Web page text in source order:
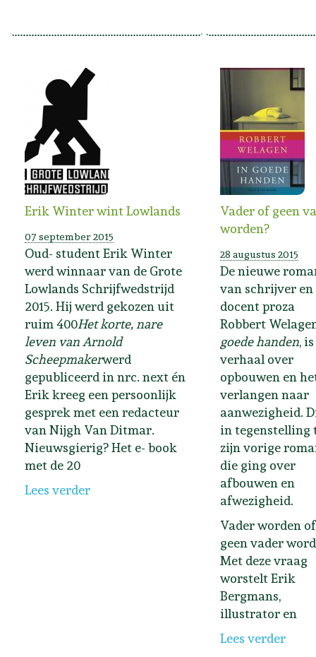
Erik Winter wint Lowlands
07 september 2015
Oud- student Erik Winter
werd winnaar van de Grote
Lowlands Schrijfwedstrijd
2015. Hij werd gekozen uit
ruim 400Het korte, nare
leven van Arnold
Scheepmakerwerd
gepubliceerd in nrc. next én
Erik kreeg een persoonlijk
gesprek met een redacteur
van Nijgh Van Ditmar.
Nieuwsgierig? Het e- book
met de 20
Lees verder
Vader of geen
worden?
28 augustus 2015
De nieuwe
van schrijver en
docent proza
Robbert
goede handen,
verhaal over
opbouwen en
verlangen naar
aanwezigheid.
in tegenstelling
zijn vorige
die ging over
afbouwen en
afwezigheid.
Vader worden of
geen vader
Met deze vraag
worstelt Erik
Bergmans,
illustrator en
Lees verder